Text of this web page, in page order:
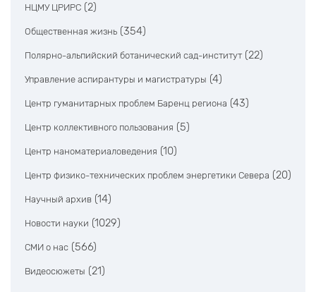
НЦМУ ЦРИРС (2)
Общественная жизнь (354)
Полярно-альпийский ботанический сад-институт (22)
Управление аспирантуры и магистратуры (4)
Центр гуманитарных проблем Баренц региона (43)
Центр коллективного пользования (5)
Центр наноматериаловедения (10)
Центр физико-технических проблем энергетики Севера (20)
Научный архив (14)
Новости науки (1029)
СМИ о нас (566)
Видеосюжеты (21)